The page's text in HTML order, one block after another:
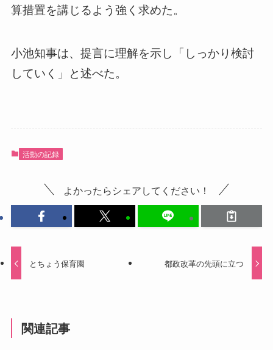
算措置を講じるよう強く求めた。
小池知事は、提言に理解を示し「しっかり検討
していく」と述べた。
活動の記録
よかったらシェアしてください！
とちょう保育園 都政改革の先頭に立つ
関連記事